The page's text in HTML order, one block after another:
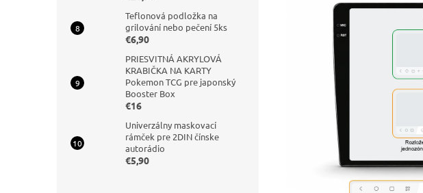
Teflonová podložka na
grilování nebo pečení 5ks
€6,90
PRIESVITNÁ AKRYLOVÁ
KRABIČKA NA KARTY
Pokemon TCG pre japonský
Booster Box
€16
Univerzálny maskovací
rámček pre 2DIN čínske
autorádio
€5,90